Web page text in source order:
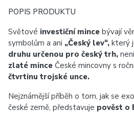
POPIS PRODUKTU
Světové investiční mince bývají
symbolům a ani „Český lev“, který
druhu určenou pro český trh,
zlaté mince České mincovny s
čtvrtinu trojské unce.
Nejznámější příběh o tom, jak se
české země, představuje pověst o